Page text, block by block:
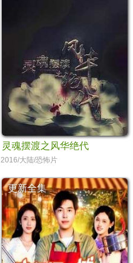
灵魂摆渡之风华绝代
2016/大陆/恐怖片
更新全集